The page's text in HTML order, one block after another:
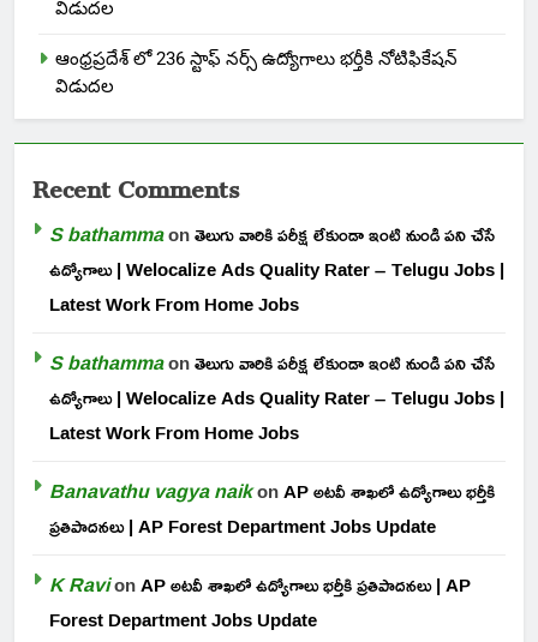
విడుదల
ఆంధ్రప్రదేశ్ లో 236 స్టాఫ్ నర్స్ ఉద్యోగాలు భర్తీకి నోటిఫికేషన్
విడుదల
Recent Comments
S bathammaonతెలుగు వారికి పరీక్ష లేకుండా ఇంటి నుండి పని చేసే
ఉద్యోగాలు | Welocalize Ads Quality Rater – Telugu Jobs |
Latest Work From Home Jobs
S bathammaonతెలుగు వారికి పరీక్ష లేకుండా ఇంటి నుండి పని చేసే
ఉద్యోగాలు | Welocalize Ads Quality Rater – Telugu Jobs |
Latest Work From Home Jobs
Banavathu vagya naikonAP అటవీ శాఖలో ఉద్యోగాలు భర్తీకి
ప్రతిపాదనలు | AP Forest Department Jobs Update
K RavionAP అటవీ శాఖలో ఉద్యోగాలు భర్తీకి ప్రతిపాదనలు | AP
Forest Department Jobs Update